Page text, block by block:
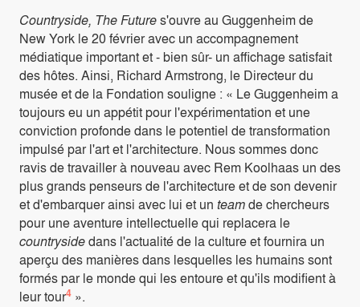
Countryside, The Futures'ouvre au Guggenheim de
New York le 20 février avec un accompagnement
médiatique important et - bien sûr- un affichage satisfait
des hôtes. Ainsi, Richard Armstrong, le Directeur du
musée et de la Fondation souligne : « Le Guggenheim a
toujours eu un appétit pour l'expérimentation et une
conviction profonde dans le potentiel de transformation
impulsé par l'art et l'architecture. Nous sommes donc
ravis de travailler à nouveau avec Rem Koolhaas un des
plus grands penseurs de l'architecture et de son devenir
et d'embarquer ainsi avec lui et un teamde chercheurs
pour une aventure intellectuelle qui replacera le
countrysidedans l'actualité de la culture et fournira un
aperçu des manières dans lesquelles les humains sont
formés par le monde qui les entoure et qu'ils modifient à
leur tour4 ».